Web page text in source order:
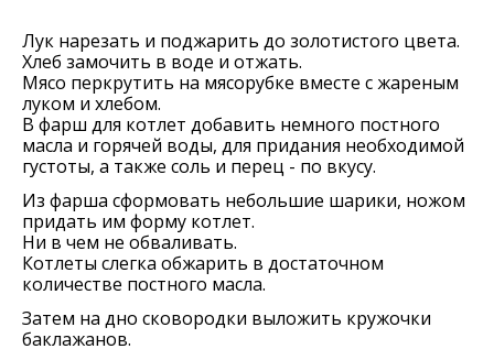
Лук нарезать и поджарить до золотистого цвета.
Хлеб замочить в воде и отжать.
Мясо перкрутить на мясорубке вместе с жареным
луком и хлебом.
В фарш для котлет добавить немного постного
масла и горячей воды, для придания необходимой
густоты, а также соль и перец - по вкусу.
Из фарша сформовать небольшие шарики, ножом
придать им форму котлет.
Ни в чем не обваливать.
Котлеты слегка обжарить в достаточном
количестве постного масла.
Затем на дно сковородки выложить кружочки
баклажанов.